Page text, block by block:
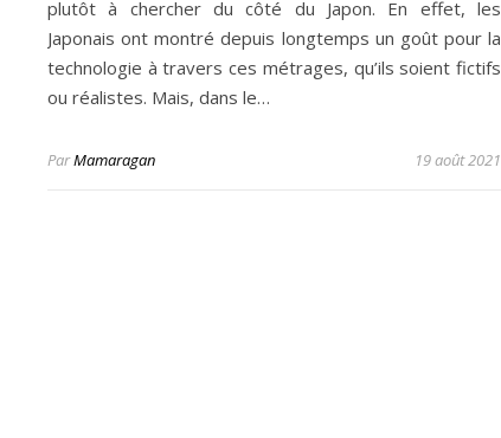
plutôt à chercher du côté du Japon. En effet, les
Japonais ont montré depuis longtemps un goût pour la
technologie à travers ces métrages, qu’ils soient fictifs
ou réalistes. Mais, dans le…
ParMamaragan 19 août 2021